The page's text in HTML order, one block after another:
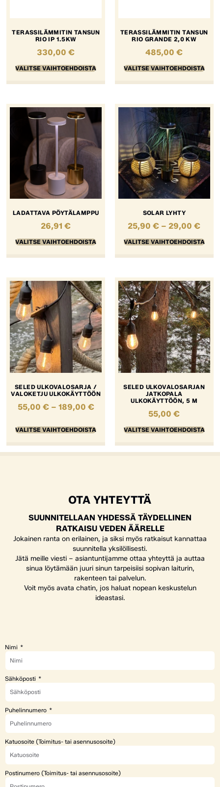
TERASSILÄMMITIN TANSUN
RIO IP 1.5KW
330,00€
VALITSE VAIHTOEHDOISTA
TERASSILÄMMITIN TANSUN
RIO GRANDE 2,0 KW
485,00€
VALITSE VAIHTOEHDOISTA
LADATTAVA PÖYTÄLAMPPU
26,91€
VALITSE VAIHTOEHDOISTA
SOLAR LYHTY
25,90€ – 29,00€
VALITSE VAIHTOEHDOISTA
SELED ULKOVALOSARJA /
VALOKETJU ULKOKÄYTTÖÖN
55,00 € – 189,00 €
VALITSE VAIHTOEHDOISTA
SELED ULKOVALOSARJAN
JATKOPALA
ULKOKÄYTTÖÖN, 5 M
55,00€
VALITSE VAIHTOEHDOISTA
OTA YHTEYTTÄ
SUUNNITELLAAN YHDESSÄ TÄYDELLINEN
RATKAISU VEDEN ÄÄRELLE
Jokainen ranta on erilainen, ja siksi myös ratkaisut kannattaa
suunnitella yksilöllisesti.
Jätä meille viesti – asiantuntijamme ottaa yhteyttä ja auttaa
sinua löytämään juuri sinun tarpeisiisi sopivan laiturin,
rakenteen tai palvelun.
Voit myös avata chatin, jos haluat nopean keskustelun
ideastasi.
Nimi
Sähköposti
Puhelinnumero
Katuosoite (Toimitus- tai asennusosoite)
Postinumero (Toimitus- tai asennusosoite)